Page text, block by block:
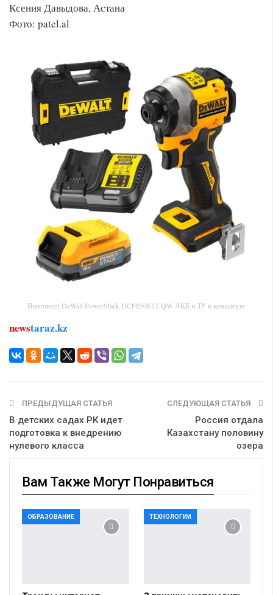
Ксения Давыдова, Астана
Фото: patel.al
Винтоверт DeWalt PowerStack DCF850E1T-QW АКБ и ЗУ в комплекте
newstaraz.kz
ПРЕДЫДУЩАЯ СТАТЬЯ
В детских садах РК идет
подготовка к внедрению
нулевого класса
СЛЕДУЮЩАЯ СТАТЬЯ
Россия отдала
Казахстану половину
озера
Вам Также Могут Понравиться
ОБРАЗОВАНИЕ ТЕХНОЛОГИИ